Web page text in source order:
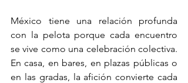
México tiene una relación profunda
con la pelota porque cada encuentro
se vive como una celebración colectiva.
En casa, en bares, en plazas públicas o
en las gradas, la afición convierte cada